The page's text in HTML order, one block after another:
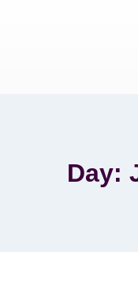
Day: